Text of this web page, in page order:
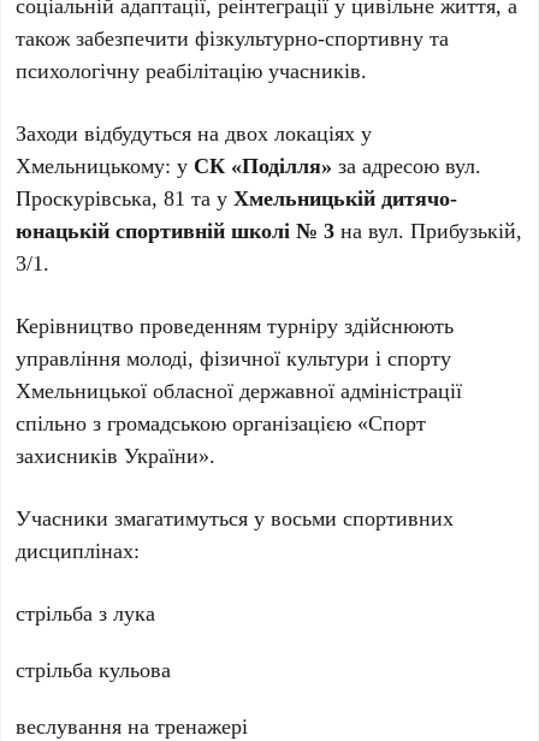
також забезпечити фізкультурно-спортивну та
психологічну реабілітацію учасників.
Заходи відбудуться на двох локаціях у
Хмельницькому: у СК «Поділля» за адресою вул.
Проскурівська, 81 та уХмельницькій дитячо-
юнацькій спортивній школі № 3 на вул. Прибузькій,
3/1.
Керівництво проведенням турніру здійснюють
управління молоді, фізичної культури і спорту
Хмельницької обласної державної адміністрації
спільно з громадською організацією «Спорт
захисників України».
Учасники змагатимуться у восьми спортивних
дисциплінах:
стрільба з лука
стрільба кульова
веслування на тренажері